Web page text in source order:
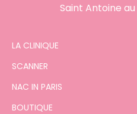
Saint Antoine au
LA CLINIQUE
SCANNER
NAC IN PARIS
BOUTIQUE